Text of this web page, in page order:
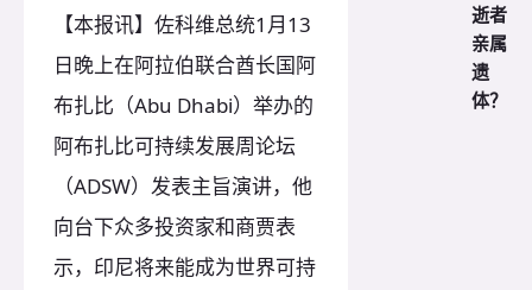
【本报讯】佐科维总统1月13
日晚上在阿拉伯联合酋长国阿
布扎比（Abu Dhabi）举办的
阿布扎比可持续发展周论坛
（ADSW）发表主旨演讲，他
向台下众多投资家和商贾表
示，印尼将来能成为世界可持
逝者
亲属
遗
体？